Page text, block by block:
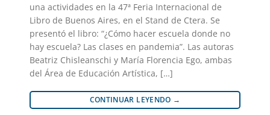
una actividades en la 47ª Feria Internacional de
Libro de Buenos Aires, en el Stand de Ctera. Se
presentó el libro: “¿Cómo hacer escuela donde no
hay escuela? Las clases en pandemia”. Las autoras
Beatriz Chisleanschi y María Florencia Ego, ambas
del Área de Educación Artística, […]
CONTINUAR LEYENDO →